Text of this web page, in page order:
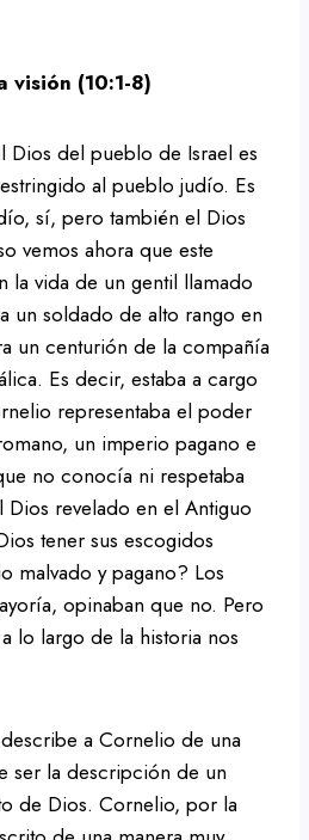
visión (10:1-8)
Dios del pueblo de Israel es
al pueblo judío. Es
sí, pero también el Dios
vemos ahora que este
la vida de un gentil llamado
un soldado de alto rango en
un centurión de la compañía
Es decir, estaba a cargo
representaba el poder
un imperio pagano e
no conocía ni respetaba
Dios revelado en el Antiguo
tener sus escogidos
malvado y pagano? Los
opinaban que no. Pero
lo largo de la historia nos
a Cornelio de una
ser la descripción de un
de Dios. Cornelio, por la